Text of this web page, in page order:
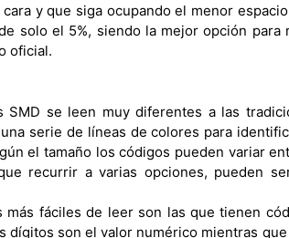
y que siga ocupando el menor
solo el 5%, siendo la mejor opción
oficial.
SMD se leen muy diferentes a las
serie de líneas de colores para
el tamaño los códigos pueden variar
recurrir a varias opciones, pueden
más fáciles de leer son las que tienen
dígitos son el valor numérico mientras